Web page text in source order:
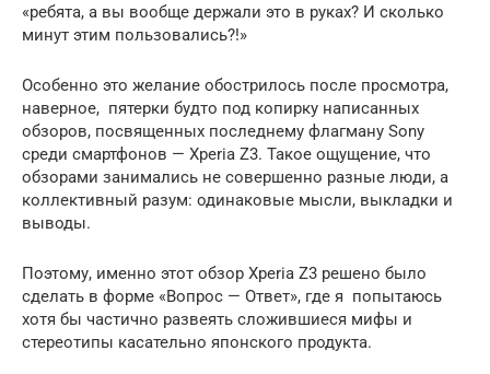
«ребята, а вы вообще держали это в руках? И сколько
минут этим пользовались?!»
Особенно это желание обострилось после просмотра,
наверное, пятерки будто под копирку написанных
обзоров, посвященных последнему флагману Sony
среди смартфонов — Xperia Z3. Такое ощущение, что
обзорами занимались не совершенно разные люди, а
коллективный разум: одинаковые мысли, выкладки и
выводы.
Поэтому, именно этот обзор Xperia Z3 решено было
сделать в форме «Вопрос — Ответ», где я попытаюсь
хотя бы частично развеять сложившиеся мифы и
стереотипы касательно японского продукта.